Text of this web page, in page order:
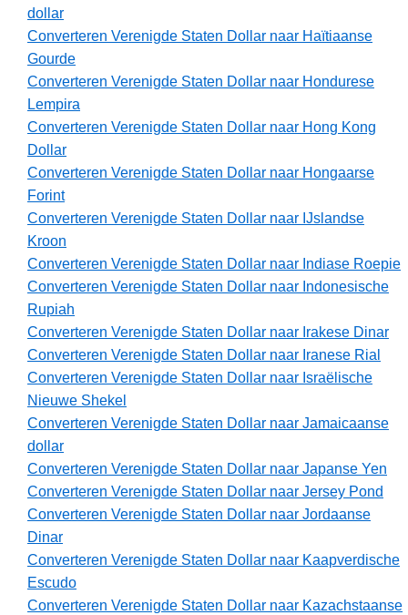
dollar
Converteren Verenigde Staten Dollar naar Haïtiaanse
Gourde
Converteren Verenigde Staten Dollar naar Hondurese
Lempira
Converteren Verenigde Staten Dollar naar Hong Kong
Dollar
Converteren Verenigde Staten Dollar naar Hongaarse
Forint
Converteren Verenigde Staten Dollar naar IJslandse
Kroon
Converteren Verenigde Staten Dollar naar Indiase Roepie
Converteren Verenigde Staten Dollar naar Indonesische
Rupiah
Converteren Verenigde Staten Dollar naar Irakese Dinar
Converteren Verenigde Staten Dollar naar Iranese Rial
Converteren Verenigde Staten Dollar naar Israëlische
Nieuwe Shekel
Converteren Verenigde Staten Dollar naar Jamaicaanse
dollar
Converteren Verenigde Staten Dollar naar Japanse Yen
Converteren Verenigde Staten Dollar naar Jersey Pond
Converteren Verenigde Staten Dollar naar Jordaanse
Dinar
Converteren Verenigde Staten Dollar naar Kaapverdische
Escudo
Converteren Verenigde Staten Dollar naar Kazachstaanse